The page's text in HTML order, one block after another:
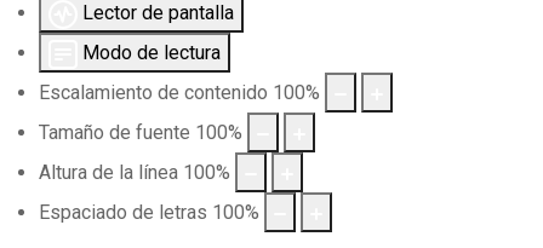
Lector de pantalla
Modo de lectura
Escalamiento de contenido 100%
Tamaño de fuente 100%
Altura de la línea 100%
Espaciado de letras 100%